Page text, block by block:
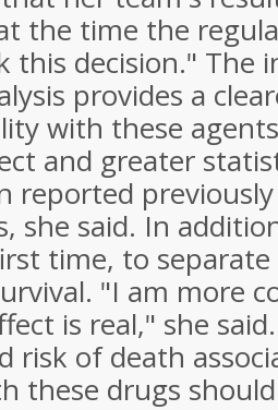
the time the
this decision." The
provides a
with these
and greater
reported
she said. In
time, to
"I am more
is real," she said.
risk of death
these drugs